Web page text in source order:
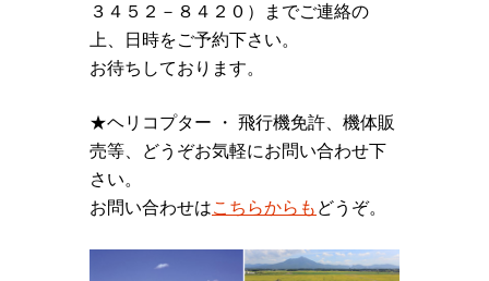
３４５２－８４２０）までご連絡の
上、日時をご予約下さい。
お待ちしております。
★ヘリコプター ・ 飛行機免許、機体販
売等、どうぞお気軽にお問い合わせ下
さい。
お問い合わせはこちらからも どうぞ。